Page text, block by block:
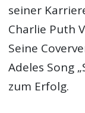
seiner
Charlie Puth
Seine
Adeles Song
zum Erfolg.